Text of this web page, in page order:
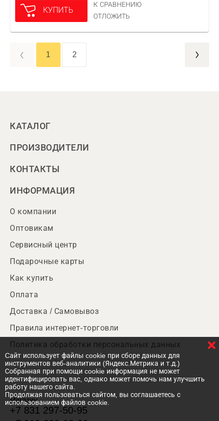
КУПИТЬ
К СРАВНЕНИЮ
ОТЛОЖИТЬ
1 2
КАТАЛОГ
ПРОИЗВОДИТЕЛИ
КОНТАКТЫ
ИНФОРМАЦИЯ
О компании
Оптовикам
Сервисный центр
Подарочные карты
Как купить
Оплата
Доставка / Самовывоз
Правила интернет-торговли
Политика обработки персональных данных
Магазин
+7 831 297-50-95
Cайт использует файлы cookie при сборе данных для
инструментов веб-аналитики (Яндекс.Метрика и т.д.)
Собранная при помощи cookie информация не может
идентифицировать вас, однако может помочь нам улучшить
работу нашего сайта.
Продолжая пользоваться сайтом, вы соглашаетесь с
использованием файлов cookie.